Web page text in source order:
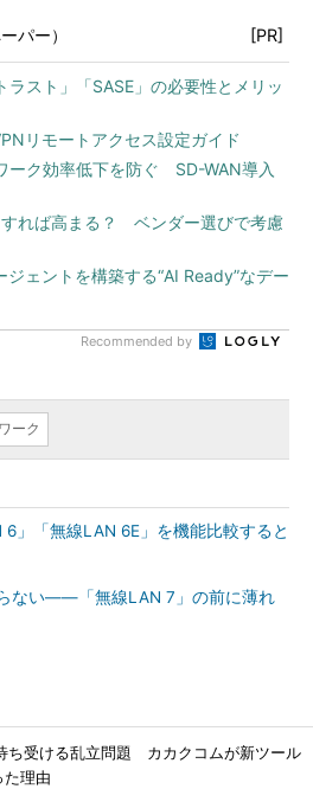
パー） [PR]
ラスト」「SASE」の必要性とメリッ
リモートアクセス設定ガイド
ーク効率低下を防ぐ SD-WAN導入
すれば高まる？ ベンダー選びで考慮
ェントを構築する“AI Ready”なデー
Recommended by
ーク
6」「無線LAN 6E」を機能比較すると
らない――「無線LAN 7」の前に薄れ
ち受ける乱立問題 カカクコムが新ツール
た理由